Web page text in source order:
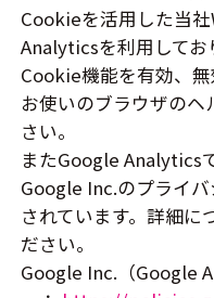
Cookieを活用した当
Analyticsを利用してお
Cookie機能を有効、無
お使いのブラウザの
さい。
またGoogle Analytics
Google Inc.のプライ
されています。詳細に
ださい。
Google Inc.（Google